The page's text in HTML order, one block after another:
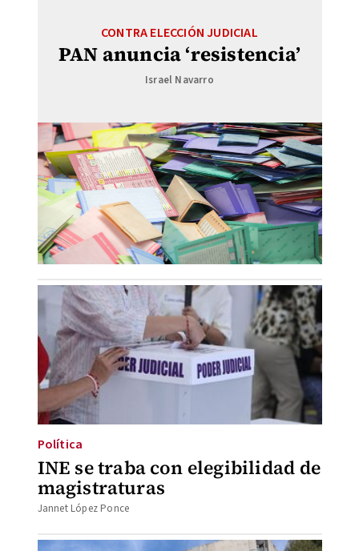
PAN anuncia ‘resistencia’
CONTRA ELECCIÓN JUDICIAL
Israel Navarro
INE se traba con elegibilidad de
magistraturas
Política
Jannet López Ponce